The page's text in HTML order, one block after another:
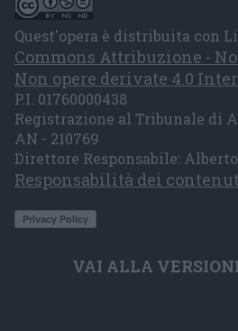
Quest'opera è distribuita con
Commons Attribuzione -
Non opere derivate 4.0
P.I. 01760000438
Registrazione al Tribunale di
AN - 210769
Direttore Responsabile:
Responsabilità dei
VAI ALLA